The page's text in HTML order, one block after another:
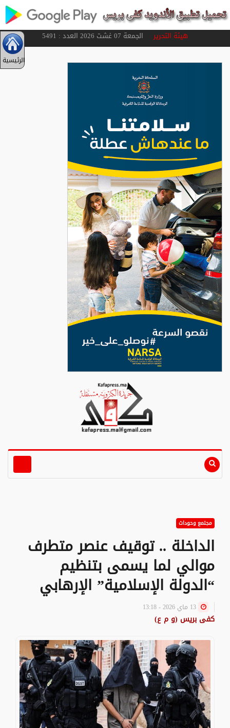
هيئة التحريرالجمعة 07 غشت 2026 العدد : 5491
الرئيسية
مجتمع وحوداث
الداخلة .. توقيف عنصر متطرف
موالي لما يسمى بتنظيم
“الدولة الإسلامية” الإرهابي
كفى بريس (و م ع)